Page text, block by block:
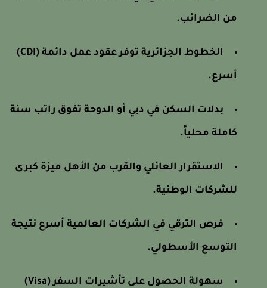
من الضرائب.
الخطوط الجزائرية توفر عقود عمل دائمة (CDI)
أسرع.
بدلات السكن في دبي أو الدوحة تفوق راتب سنة
كاملة محلياً.
الاستقرار العائلي والقرب من الأهل ميزة كبرى
للشركات الوطنية.
فرص الترقي في الشركات العالمية أسرع نتيجة
التوسع الأسطولي.
سهولة الحصول على تأشيرات السفر (Visa)